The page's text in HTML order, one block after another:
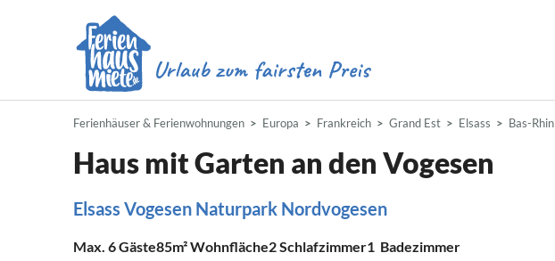
Ferienhäuser & Ferienwohnungen Europa Frankreich Grand Est Elsass Bas-Rhin
Haus mit Garten an den Vogesen
Elsass Vogesen Naturpark Nordvogesen
Max. 6Gäste85m²Wohnfläche2Schlafzimmer1 Badezimmer